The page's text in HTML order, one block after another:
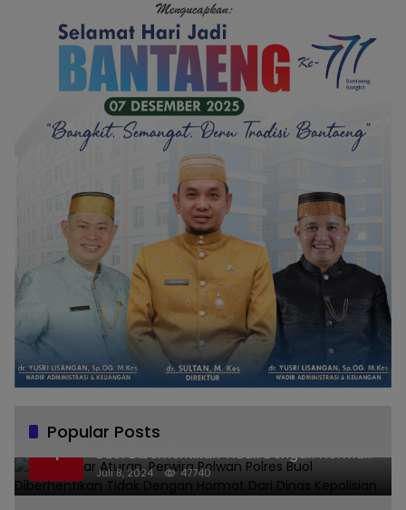
Popular Posts
1
Melanggar Aturan, Perwira Polwan Polres
Buol Diberhentikan Tidak Dengan Hormat
Dari Dinas Kepolisian
Juli 8, 2024 47740